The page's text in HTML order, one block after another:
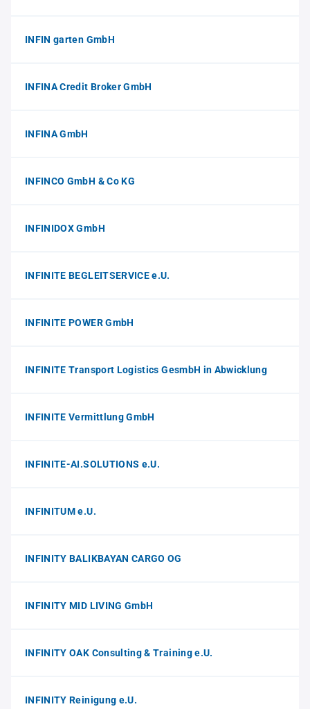
INFIN garten GmbH
INFINA Credit Broker GmbH
INFINA GmbH
INFINCO GmbH & Co KG
INFINIDOX GmbH
INFINITE BEGLEITSERVICE e.U.
INFINITE POWER GmbH
INFINITE Transport Logistics GesmbH in Abwicklung
INFINITE Vermittlung GmbH
INFINITE-AI.SOLUTIONS e.U.
INFINITUM e.U.
INFINITY BALIKBAYAN CARGO OG
INFINITY MID LIVING GmbH
INFINITY OAK Consulting & Training e.U.
INFINITY Reinigung e.U.